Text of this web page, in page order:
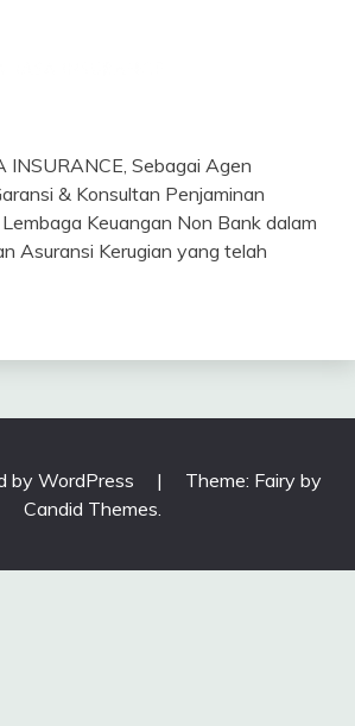
INSURANCE, Sebagai Agen
& Konsultan Penjaminan
Keuangan Non Bank dalam
Asuransi Kerugian yang telah
by WordPress |
Theme: Fairy by
Candid Themes